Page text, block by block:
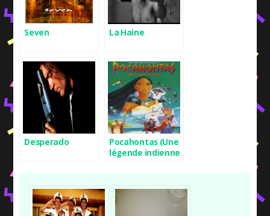
Seven La Haine
Desperado
Pocahontas (Une
légende indienne